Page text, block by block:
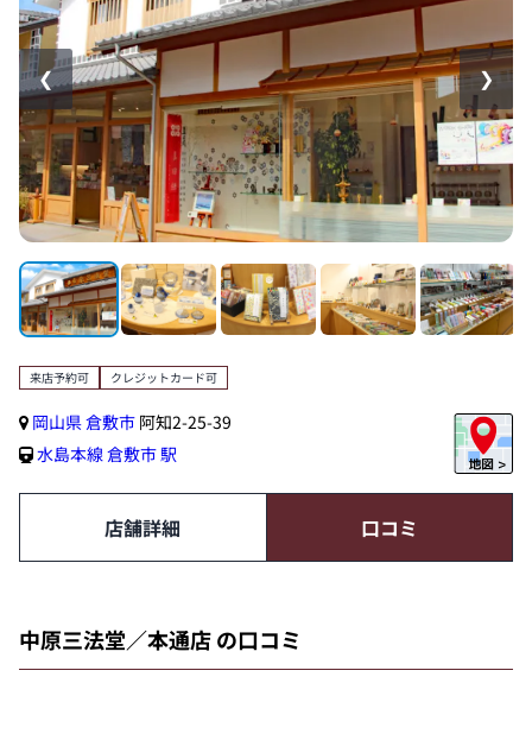
❮ ❯
来店予約可 クレジットカード可
岡山県倉敷市 阿知2-25-39
水島本線倉敷市 駅
店舗詳細 口コミ
中原三法堂／本通店 の口コミ